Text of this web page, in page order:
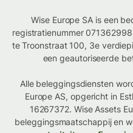
Wise Europe SA is een
registratienummer
te Troonstraat 100, 3e
een geautoriseerde
Alle beleggingsdiensten
Europe AS, opgericht in
16267372. Wise Assets
beleggingsmaatschappij en